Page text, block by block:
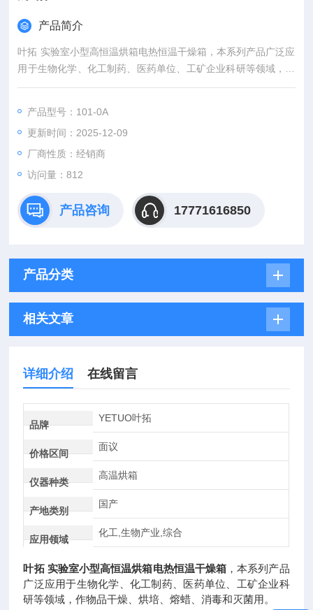
产品简介
叶拓 实验室小型高恒温烘箱电热恒温干燥箱，本系列产品广泛应
用于生物化学、化工制药、医药单位、工矿企业科研等领域，作
物品干燥、烘培、熔蜡、消毒和灭菌用。
产品型号：101-0A
更新时间：2025-12-09
厂商性质：经销商
访问量：812
产品咨询 17771616850
产品分类
相关文章
详细介绍 在线留言
品牌
YETUO叶拓
价格区间
面议
仪器种类
高温烘箱
产地类别
国产
应用领域
化工,生物产业,综合
叶拓 实验室小型高恒温烘箱电热恒温干燥箱 ，本系列产品
广泛应用于生物化学、化工制药、医药单位、工矿企业科
研等领域，作物品干燥、烘培、熔蜡、消毒和灭菌用。